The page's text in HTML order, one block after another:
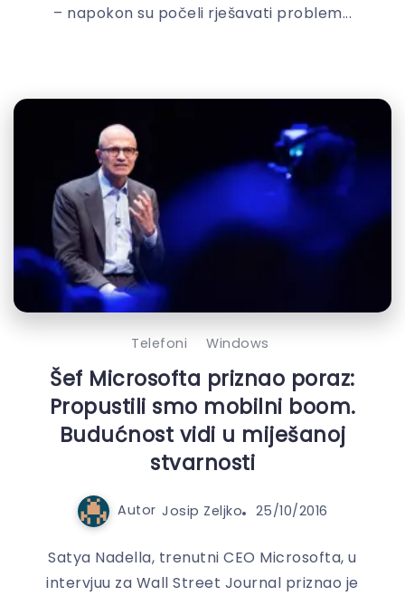
– napokon su počeli rješavati problem...
Telefoni Windows
Šef Microsofta priznao poraz:
Propustili smo mobilni boom.
Budućnost vidi u miješanoj
stvarnosti
Autor Josip Zeljko 25/10/2016
Satya Nadella, trenutni CEO Microsofta, u
intervjuu za Wall Street Journal priznao je